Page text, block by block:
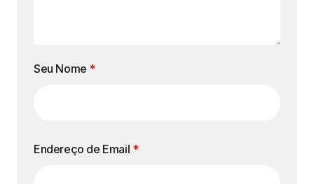
Seu Nome *
Endereço de Email *